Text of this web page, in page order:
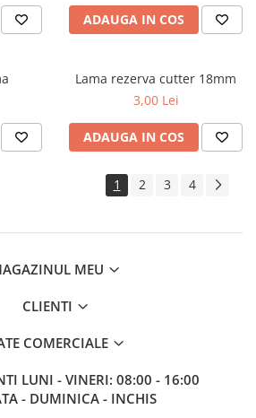
ADAUGA IN COS
Lama rezerva cutter 18mm
3,00 Lei
ADAUGA IN COS
1 2 3 4
MEU
CLIENTI
COMERCIALE
LUNI - VINERI: 08:00 - 16:00
- DUMINICA - INCHIS